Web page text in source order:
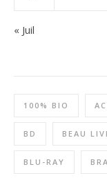
« Juil
100% BIO
BD BEAU
BLU-RAY